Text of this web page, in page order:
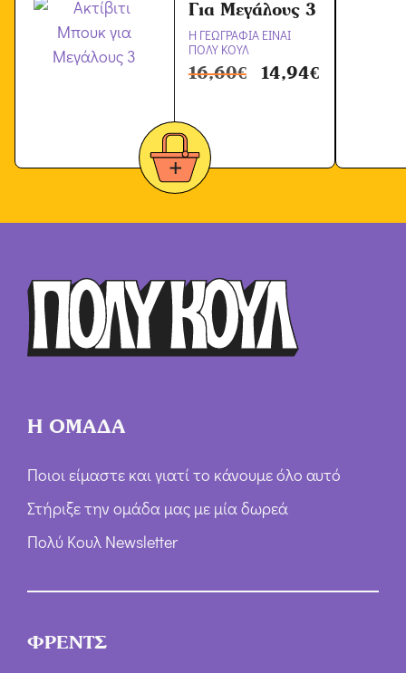
Για Μεγάλους 3
Η ΓΕΩΓΡΑΦΙΑ ΕΙΝΑΙ
ΠΟΛΥ ΚΟΥΛ
16,60€ 14,94€
Η ΟΜΑΔΑ
Ποιοι είμαστε και γιατί το κάνουμε όλο αυτό
Στήριξε την ομάδα μας με μία δωρεά
Πολύ Κουλ Newsletter
ΦΡΕΝΤΣ